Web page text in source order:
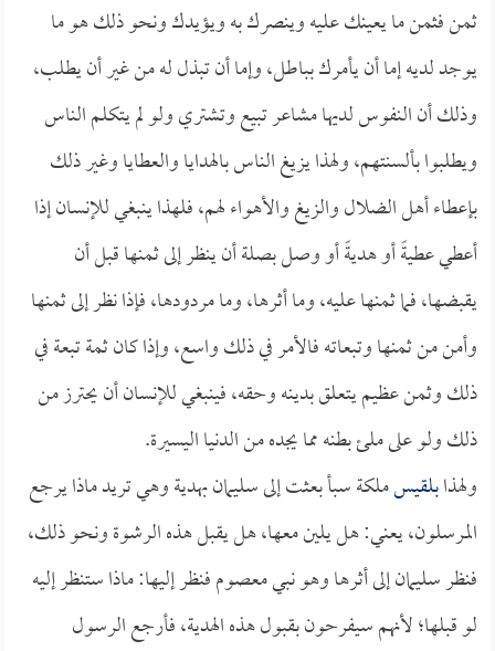
ثمن فثمن ما يعينك عليه وينصرك به ويؤيدك ونحو ذلك هو ما
يوجد لديه إما أن يأمرك بباطل، وإما أن تبذل له من غير أن يطلب،
وذلك أن النفوس لديها مشاعر تبيع وتشتري ولو لم يتكلم الناس
ويطلبوا بألسنتهم، ولهذا يزيغ الناس بالهدايا والعطايا وغير ذلك
بإعطاء أهل الضلال والزيغ والأهواء لهم، فلهذا ينبغي للإنسان إذا
أعطي عطيةً أو هديةً أو وصل بصلة أن ينظر إلى ثمنها قبل أن
يقبضها، فما ثمنها عليه، وما أثرها، وما مردودها، فإذا نظر إلى ثمنها
وأمن من ثمنها وتبعاته فالأمر في ذلك واسع، وإذا كان ثمة تبعة في
ذلك وثمن عظيم يتعلق بدينه وحقه، فينبغي للإنسان أن يحترز من
ذلك ولو على ملئ بطنه مما يجده من الدنيا اليسيرة.
ولهذابلقيسملكة سبأ بعثت إلى سليمان بهدية وهي تريد ماذا يرجع
المرسلون، يعني: هل يلين معها، هل يقبل هذه الرشوة ونحو ذلك،
فنظر سليمان إلى أثرها وهو نبي معصوم فنظر إليها: ماذا ستنظر إليه
لو قبلها؛ لأنهم سيفرحون بقبول هذه الهدية، فأرجع الرسول